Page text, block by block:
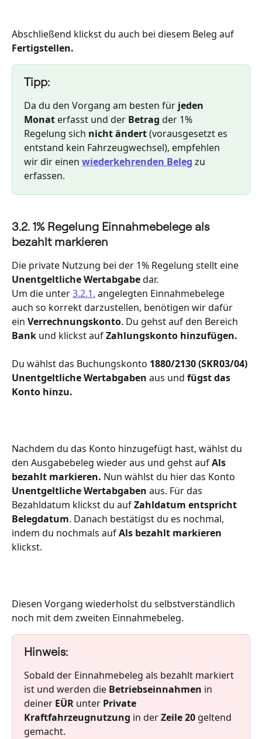
Abschließend klickst du auch bei diesem Beleg auf
Fertigstellen.
Tipp:
Da du den Vorgang am besten für jeden
Monat erfasst und der Betrag der 1%
Regelung sich nicht ändert (vorausgesetzt es
entstand kein Fahrzeugwechsel), empfehlen
wir dir einen wiederkehrenden Beleg zu
erfassen.
3.2. 1% Regelung Einnahmebelege als
bezahlt markieren
Die private Nutzung bei der 1% Regelung stellt eine
Unentgeltliche Wertabgabe dar.
Um die unter 3.2.1. angelegten Einnahmebelege
auch so korrekt darzustellen, benötigen wir dafür
ein Verrechnungskonto. Du gehst auf den Bereich
Bank und klickst auf Zahlungskonto hinzufügen.
Du wählst das Buchungskonto 1880/2130 (SKR03/04)
Unentgeltliche Wertabgaben aus und fügst das
Konto hinzu.
Nachdem du das Konto hinzugefügt hast, wählst du
den Ausgabebeleg wieder aus und gehst auf Als
bezahlt markieren. Nun wählst du hier das Konto
Unentgeltliche Wertabgaben aus. Für das
Bezahldatum klickst du auf Zahldatum entspricht
Belegdatum. Danach bestätigst du es nochmal,
indem du nochmals auf Als bezahlt markieren
klickst.
Diesen Vorgang wiederholst du selbstverständlich
noch mit dem zweiten Einnahmebeleg.
Hinweis:
Sobald der Einnahmebeleg als bezahlt markiert
ist und werden die Betriebseinnahmen in
deiner EÜR unter Private
Kraftfahrzeugnutzung in der Zeile 20 geltend
gemacht.